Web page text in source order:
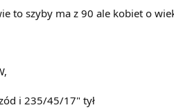
to szyby ma z 90 ale kobiet o
i 235/45/17" tył